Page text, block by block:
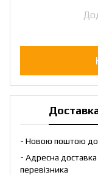
- Новою поштою до
- Адресна
перевізника